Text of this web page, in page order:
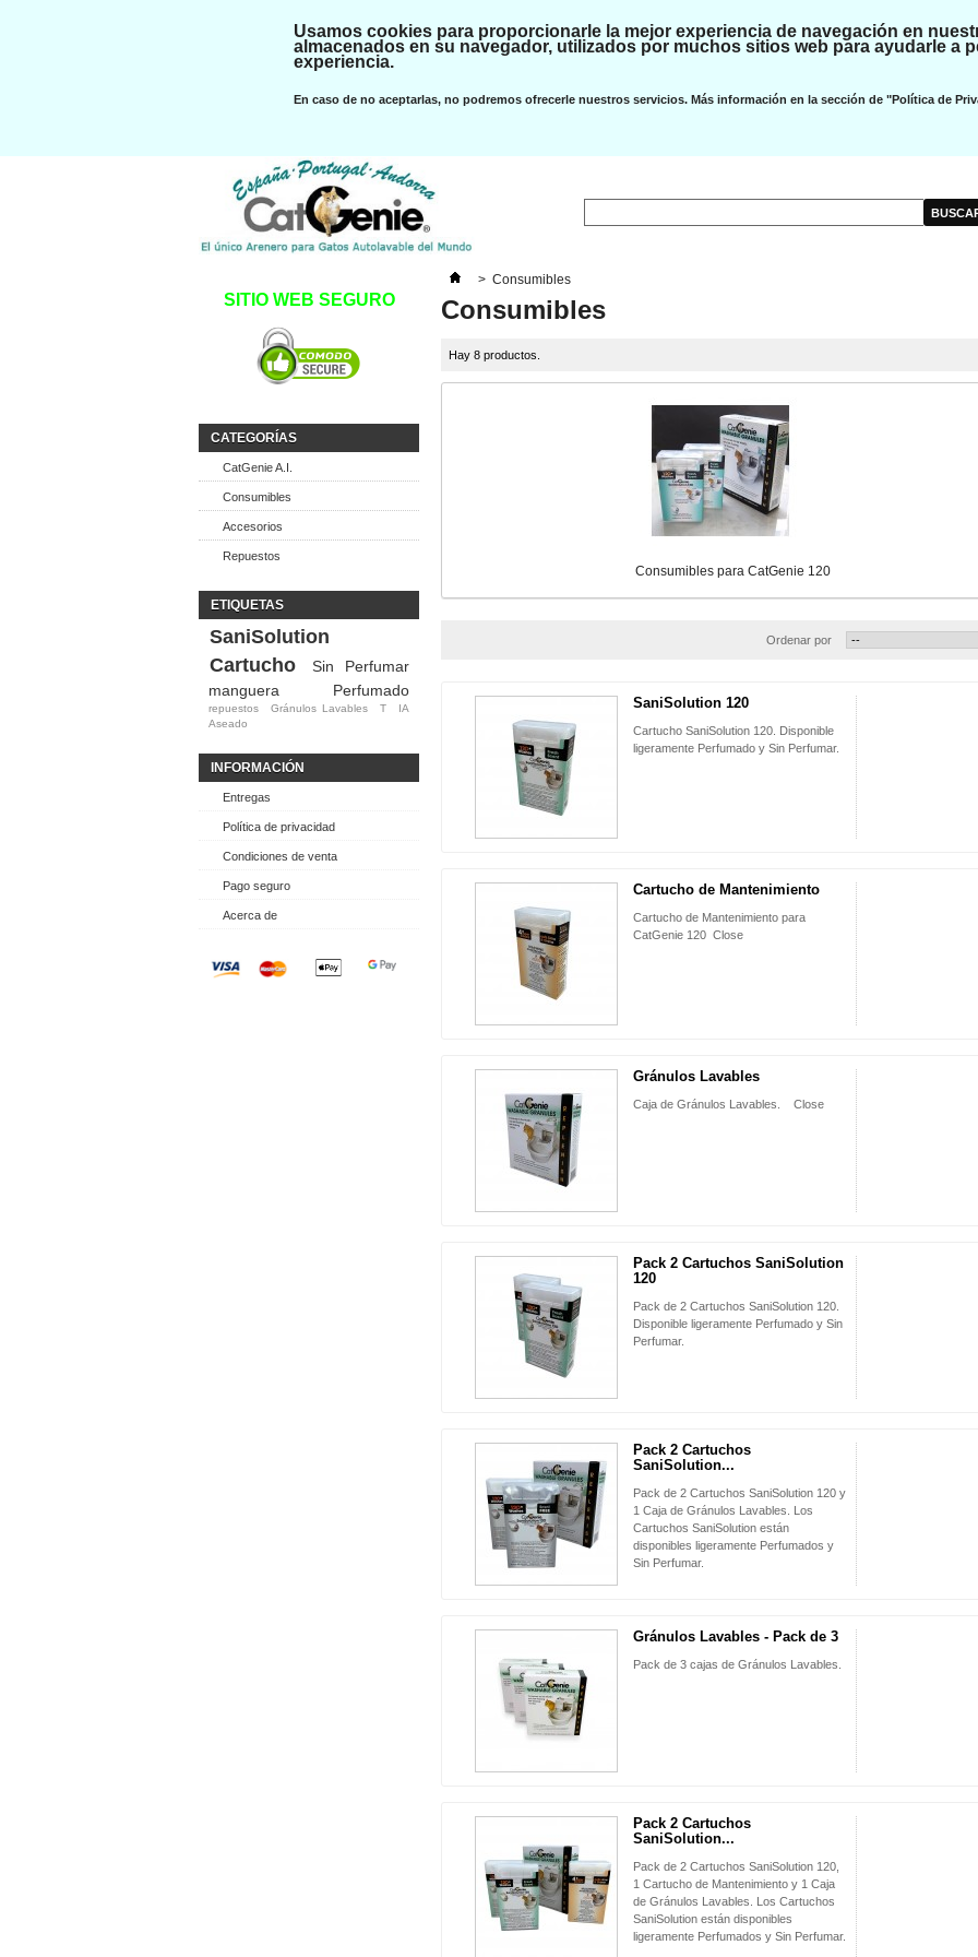
Usamos cookies para proporcionarle la mejor experiencia de navegación en
almacenados en su navegador, utilizados por muchos sitios web para ayudarle a
experiencia.
En caso de no aceptarlas, no podremos ofrecerle nuestros servicios. Más información en la sección de "Política de
SITIO WEB SEGURO
CATEGORÍAS
CatGenie A.I.
Consumibles
Accesorios
Repuestos
ETIQUETAS
SaniSolution
Cartucho
Sin Perfumar
manguera
Perfumado
repuestos Gránulos Lavables T
IA
Aseado
INFORMACIÓN
Entregas
Política de privacidad
Condiciones de venta
Pago seguro
Acerca de
> Consumibles
Consumibles
Hay 8 productos.
Consumibles para CatGenie 120
Ordenar por
SaniSolution 120
Cartucho SaniSolution 120. Disponible
ligeramente Perfumado y Sin Perfumar.
Cartucho de Mantenimiento
Cartucho de Mantenimiento para
CatGenie 120 Close
Gránulos Lavables
Caja de Gránulos Lavables. Close
Pack 2 Cartuchos SaniSolution
120
Pack de 2 Cartuchos SaniSolution 120.
Disponible ligeramente Perfumado y Sin
Perfumar.
Pack 2 Cartuchos
SaniSolution...
Pack de 2 Cartuchos SaniSolution 120 y
1 Caja de Gránulos Lavables. Los
Cartuchos SaniSolution están
disponibles ligeramente Perfumados y
Sin Perfumar.
Gránulos Lavables - Pack de 3
Pack de 3 cajas de Gránulos Lavables.
Pack 2 Cartuchos
SaniSolution...
Pack de 2 Cartuchos SaniSolution 120,
1 Cartucho de Mantenimiento y 1 Caja
de Gránulos Lavables. Los Cartuchos
SaniSolution están disponibles
ligeramente Perfumados y Sin Perfumar.